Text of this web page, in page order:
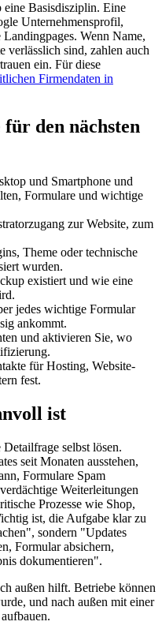
eine Basisdisziplin. Eine
Unternehmensprofil,
Wenn Name,
verlässlich sind, zahlen auch
ein. Für diese
Firmendaten in
den nächsten
und Smartphone und
Formulare und wichtige
zur Website, zum
Theme oder technische
wurden.
existiert und wie eine
jedes wichtige Formular
ankommt.
und aktivieren Sie, wo
für Hosting, Website-
fest.
ist
selbst lösen.
seit Monaten ausstehen,
Formulare Spam
Weiterleitungen
Prozesse wie Shop,
ist, die Aufgabe klar zu
sondern "Updates
Formular absichern,
dokumentieren".
außen hilft. Betriebe können
und nach außen mit einer